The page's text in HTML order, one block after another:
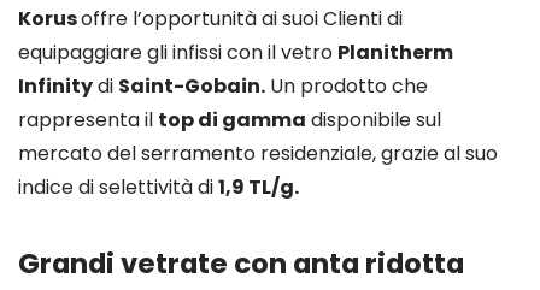
Korusoffre l’opportunità ai suoi Clienti di
equipaggiare gli infissi con il vetro Planitherm
Infinitydi Saint-Gobain. Un prodotto che
rappresenta il top di gamma disponibile sul
mercato del serramento residenziale, grazie al suo
indice di selettività di1,9 TL/g.
Grandi vetrate con anta ridotta